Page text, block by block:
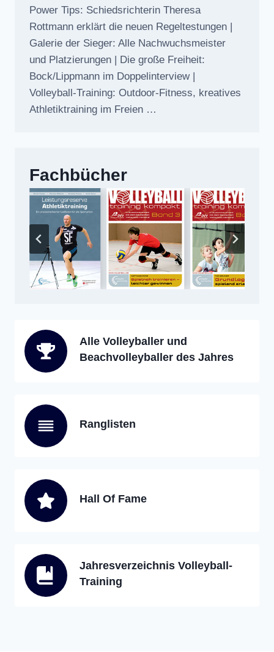
Power Tips: Schiedsrichterin Theresa
Rottmann erklärt die neuen Regeltestungen |
Galerie der Sieger: Alle Nachwuchsmeister
und Platzierungen | Die große Freiheit:
Bock/Lippmann im Doppelinterview |
Volleyball-Training: Outdoor-Fitness, kreatives
Athletiktraining im Freien …
Fachbücher
Alle Volleyballer und
Beachvolleyballer des Jahres
Ranglisten
Hall Of Fame
Jahresverzeichnis Volleyball-
Training